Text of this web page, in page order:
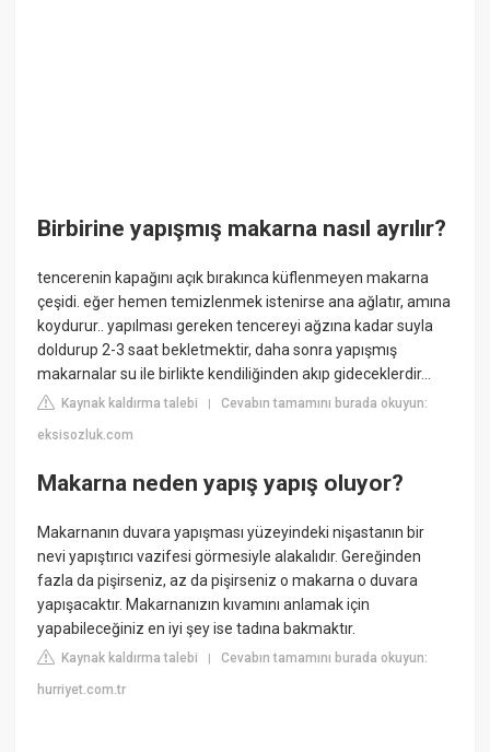
Birbirine yapışmış makarna nasıl ayrılır?
tencerenin kapağını açık bırakınca küflenmeyen makarna
çeşidi. eğer hemen temizlenmek istenirse ana ağlatır, amına
koydurur.. yapılması gereken tencereyi ağzına kadar suyla
doldurup 2-3 saat bekletmektir, daha sonra yapışmış
makarnalar su ile birlikte kendiliğinden akıp gideceklerdir...
Kaynak kaldırma talebi |Cevabın tamamını burada okuyun:
eksisozluk.com
Makarna neden yapış yapış oluyor?
Makarnanın duvara yapışması yüzeyindeki nişastanın bir
nevi yapıştırıcı vazifesi görmesiyle alakalıdır. Gereğinden
fazla da pişirseniz, az da pişirseniz o makarna o duvara
yapışacaktır. Makarnanızın kıvamını anlamak için
yapabileceğiniz en iyi şey ise tadına bakmaktır.
Kaynak kaldırma talebi |Cevabın tamamını burada okuyun:
hurriyet.com.tr